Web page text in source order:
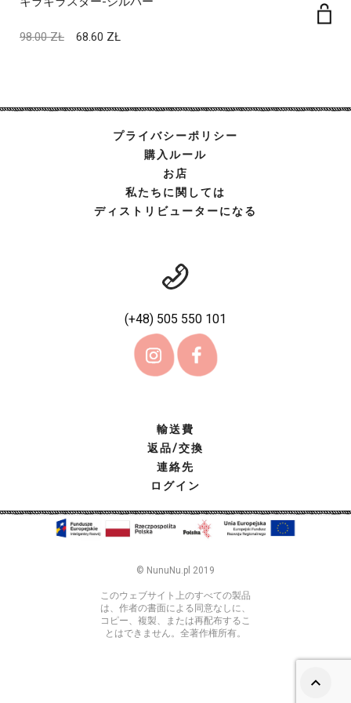
98.00ZŁ 68.60 ZŁ
プライバシーポリシー
購入ルール
お店
私たちに関しては
ディストリビューターになる
(+48) 505 550 101
輸送費
返品/交換
連絡先
ログイン
© NunuNu.pl 2019
このウェブサイト上のすべての製品
は、作者の書面による同意なしに、
コピー、複製、または再配布するこ
とはできません。全著作権所有。